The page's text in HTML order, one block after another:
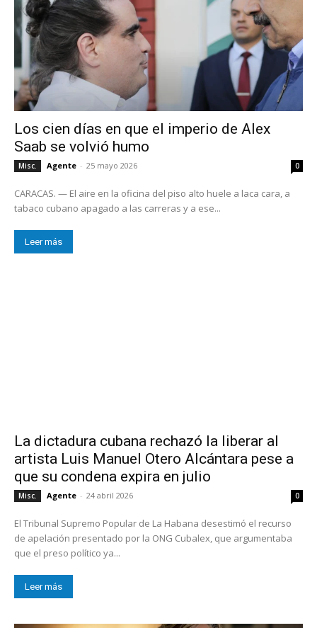
Los cien días en que el imperio de Alex
Saab se volvió humo
Misc. Agente - 25 mayo 2026 0
CARACAS. — El aire en la oficina del piso alto huele a laca cara, a
tabaco cubano apagado a las carreras y a ese...
Leer más
La dictadura cubana rechazó la liberar al
artista Luis Manuel Otero Alcántara pese a
que su condena expira en julio
Misc. Agente - 24 abril 2026 0
El Tribunal Supremo Popular de La Habana desestimó el recurso
de apelación presentado por la ONG Cubalex, que argumentaba
que el preso político ya...
Leer más